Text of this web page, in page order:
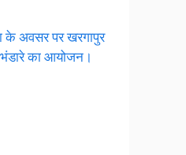
के अवसर पर खरगापुर
भंडारे का आयोजन।